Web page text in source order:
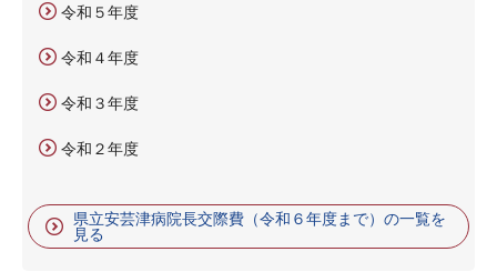
令和５年度
令和４年度
令和３年度
令和２年度
県立安芸津病院長交際費（令和６年度まで）の一覧を
見る